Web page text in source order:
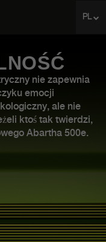
PL
nie zapewnia
emocji
ale nie
ktoś tak twierdzi,
Abartha 500e.